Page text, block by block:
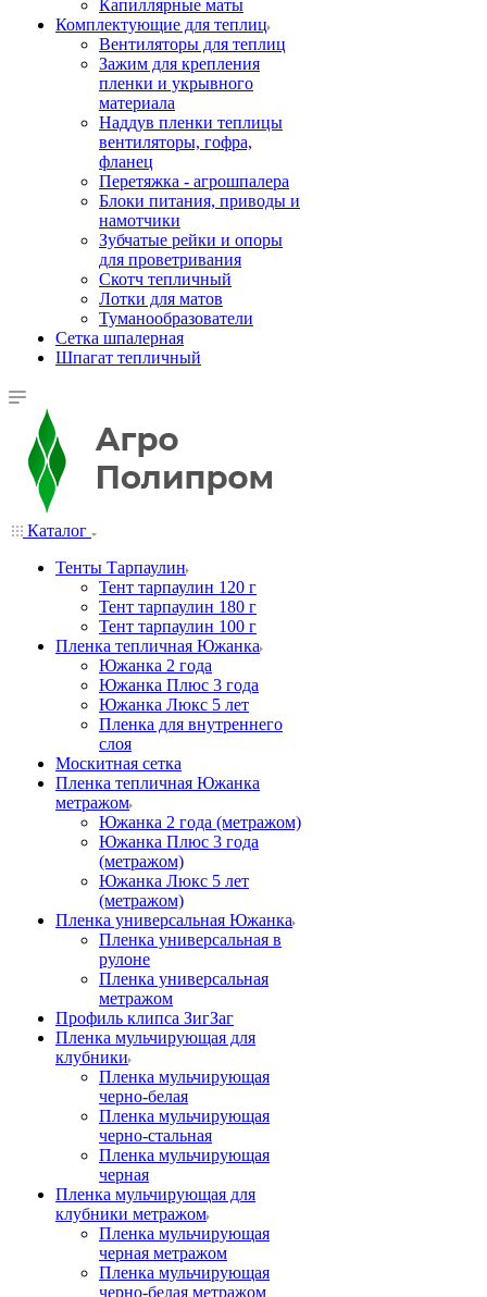
Капиллярные маты
Комплектующие для теплиц
Вентиляторы для теплиц
Зажим для крепления
пленки и укрывного
материала
Наддув пленки теплицы
вентиляторы, гофра,
фланец
Перетяжка - агрошпалера
Блоки питания, приводы и
намотчики
Зубчатые рейки и опоры
для проветривания
Скотч тепличный
Лотки для матов
Туманообразователи
Сетка шпалерная
Шпагат тепличный
Каталог
Тенты Тарпаулин
Тент тарпаулин 120 г
Тент тарпаулин 180 г
Тент тарпаулин 100 г
Пленка тепличная Южанка
Южанка 2 года
Южанка Плюс 3 года
Южанка Люкс 5 лет
Пленка для внутреннего
слоя
Москитная сетка
Пленка тепличная Южанка
метражом
Южанка 2 года (метражом)
Южанка Плюс 3 года
(метражом)
Южанка Люкс 5 лет
(метражом)
Пленка универсальная Южанка
Пленка универсальная в
рулоне
Пленка универсальная
метражом
Профиль клипса ЗигЗаг
Пленка мульчирующая для
клубники
Пленка мульчирующая
черно-белая
Пленка мульчирующая
черно-стальная
Пленка мульчирующая
черная
Пленка мульчирующая для
клубники метражом
Пленка мульчирующая
черная метражом
Пленка мульчирующая
черно-белая метражом